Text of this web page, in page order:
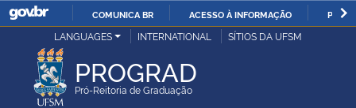
IR
O
COMUNICA BR ACESSO À INFORMAÇÃO
Ministério da Justiça e Segurança Pública
LANGUAGES INTERNATIONAL SÍTIOS DA UFSM
PROGRAD
Pró-Reitoria de Graduação